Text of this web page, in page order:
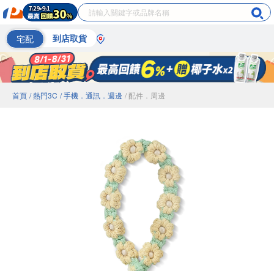
宅配 到店取貨
首頁 / 熱門3C / 手機．通訊．週邊 / 配件．周邊